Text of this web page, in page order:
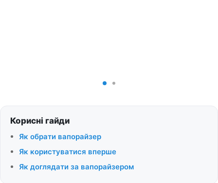
Корисні гайди
Як обрати вапорайзер
Як користуватися вперше
Як доглядати за вапорайзером